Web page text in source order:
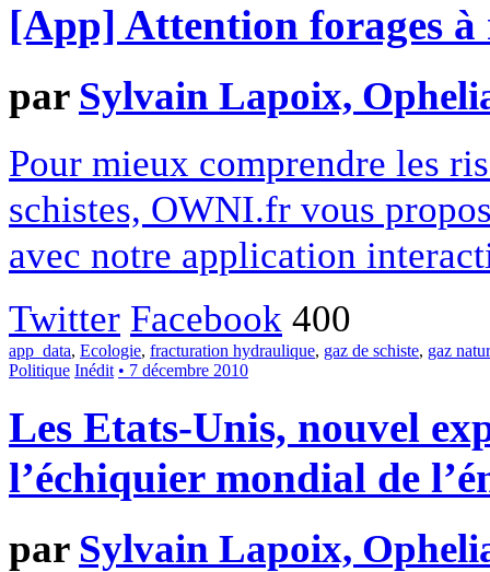
[App] Attention forages à
par Sylvain Lapoix,
Pour mieux comprendre les
schistes, OWNI.fr vous
avec notre application
Twitter Facebook 400
app_data, Ecologie, fracturation hydraulique, gaz de schiste, gaz
Politique Inédit • 7 décembre 2010
Les Etats-Unis, nouvel
l’échiquier mondial de
par Sylvain Lapoix,